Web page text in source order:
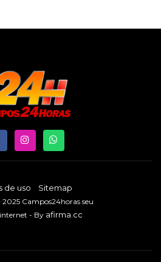
de uso Sitemap
Campos24horas seu
- By afirma.cc